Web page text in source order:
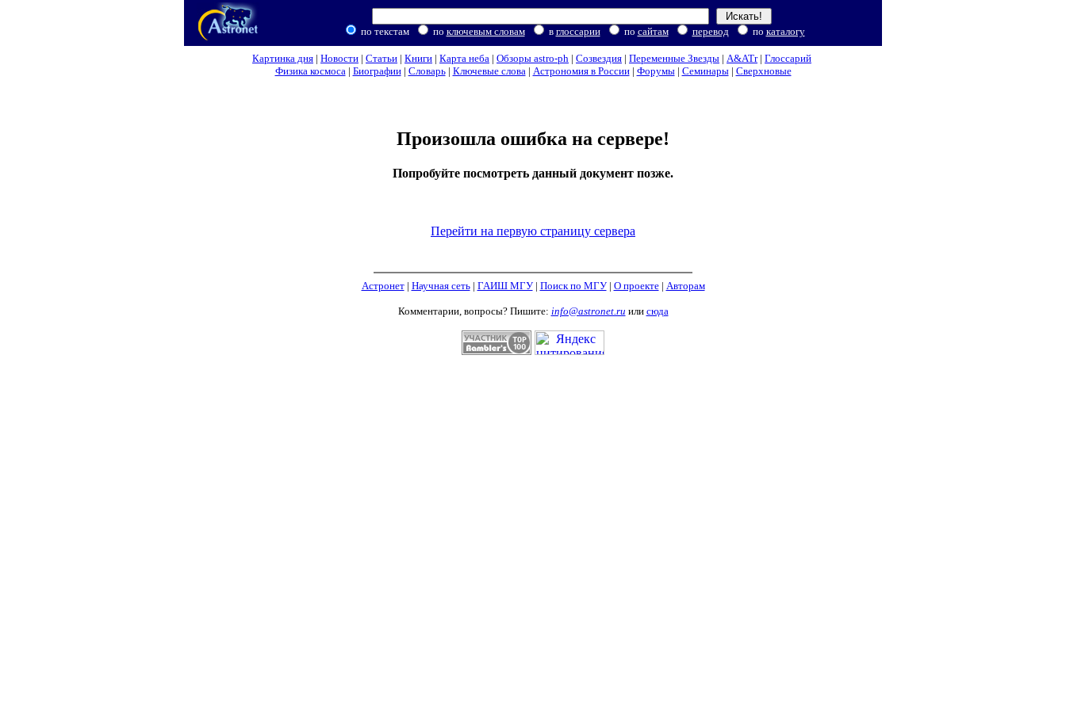
по текстам по ключевым словам в глоссарии по сайтам перевод по каталогу
Картинка дня | Новости | Статьи | Книги | Карта неба | Обзоры astro-ph | Созвездия | Переменные Звезды | A&ATr| Глоссарий
Физика космоса| Биографии| Словарь| Ключевые слова| Астрономия в России| Форумы| Семинары| Сверхновые
Произошла ошибка на сервере!
Попробуйте посмотреть данный документ позже.
Перейти на первую страницу сервера
Астронет| Научная сеть| ГАИШ МГУ| Поиск по МГУ| О проекте| Авторам
Комментарии, вопросы? Пишите: info@astronet.ru или сюда